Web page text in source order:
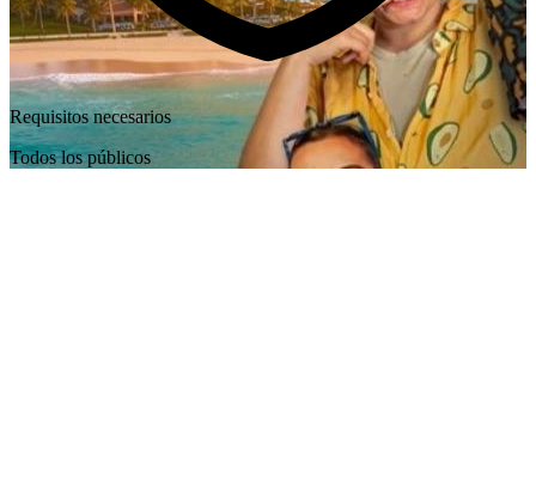
Requisitos necesarios
Todos los públicos